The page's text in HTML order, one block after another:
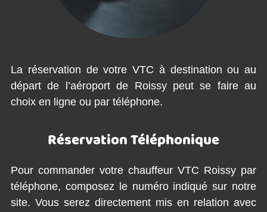
La réservation de votre VTC à destination ou au
départ de l’aéroport de Roissy peut se faire au
choix en ligne ou par téléphone.
Réservation Téléphonique
Pour commander votre chauffeur VTC Roissy par
téléphone, composez le numéro indiqué sur notre
site. Vous serez directement mis en relation avec